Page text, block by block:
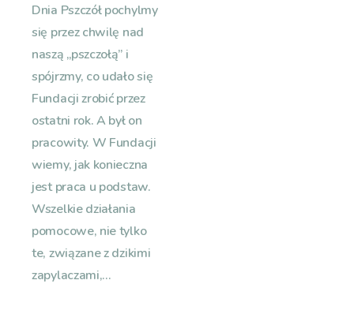
Dnia Pszczół pochylmy
się przez chwilę nad
naszą „pszczołą” i
spójrzmy, co udało się
Fundacji zrobić przez
ostatni rok. A był on
pracowity. W Fundacji
wiemy, jak konieczna
jest praca u podstaw.
Wszelkie działania
pomocowe, nie tylko
te, związane z dzikimi
zapylaczami,...